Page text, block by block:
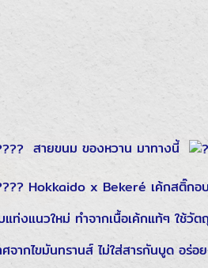
สายขนม ของหวาน มาทางนี้
Hokkaido x Bekeré เค้กสติ๊กอ
แท่งแนวใหม่ ทำจากเนื้อเค้กแท้ๆ ใช้วั
ศจากไขมันทรานส์ ไม่ใส่สารกันบูด อร่อ